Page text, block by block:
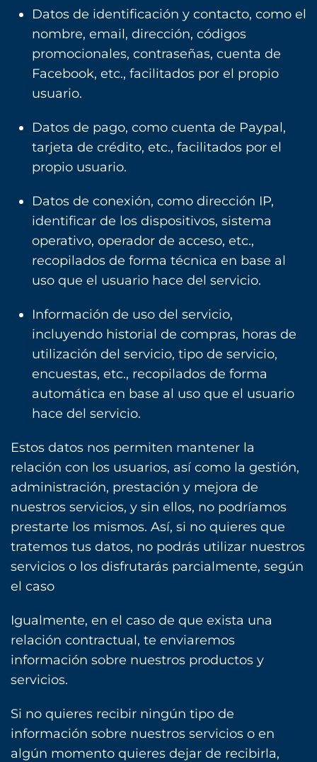
Datos de identificación y contacto, como el
nombre, email, dirección, códigos
promocionales, contraseñas, cuenta de
Facebook, etc., facilitados por el propio
usuario.
Datos de pago, como cuenta de Paypal,
tarjeta de crédito, etc., facilitados por el
propio usuario.
Datos de conexión, como dirección IP,
identificar de los dispositivos, sistema
operativo, operador de acceso, etc.,
recopilados de forma técnica en base al
uso que el usuario hace del servicio.
Información de uso del servicio,
incluyendo historial de compras, horas de
utilización del servicio, tipo de servicio,
encuestas, etc., recopilados de forma
automática en base al uso que el usuario
hace del servicio.
Estos datos nos permiten mantener la
relación con los usuarios, así como la gestión,
administración, prestación y mejora de
nuestros servicios, y sin ellos, no podríamos
prestarte los mismos. Así, si no quieres que
tratemos tus datos, no podrás utilizar nuestros
servicios o los disfrutarás parcialmente, según
el caso
Igualmente, en el caso de que exista una
relación contractual, te enviaremos
información sobre nuestros productos y
servicios.
Si no quieres recibir ningún tipo de
información sobre nuestros servicios o en
algún momento quieres dejar de recibirla,